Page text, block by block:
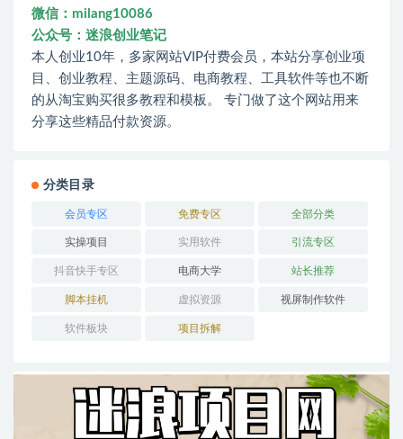
微信：milang10086
公众号：迷浪创业笔记
本人创业10年，多家网站VIP付费会员，本站分享创业项
目、创业教程、主题源码、电商教程、工具软件等也不断
的从淘宝购买很多教程和模板。 专门做了这个网站用来
分享这些精品付款资源。
分类目录
会员专区 免费专区 全部分类
实操项目 实用软件 引流专区
抖音快手专区 电商大学 站长推荐
脚本挂机 虚拟资源 视屏制作软件
软件板块 项目拆解